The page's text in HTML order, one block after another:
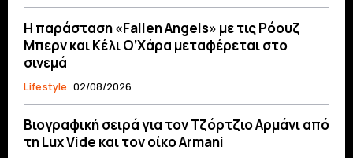
Η παράσταση «Fallen Angels» με τις Ρόουζ
Μπερν και Κέλι Ο’Χάρα μεταφέρεται στο
σινεμά
Lifestyle 02/08/2026
Βιογραφική σειρά για τον Τζόρτζιο Αρμάνι από
τη Lux Vide και τον οίκο Armani